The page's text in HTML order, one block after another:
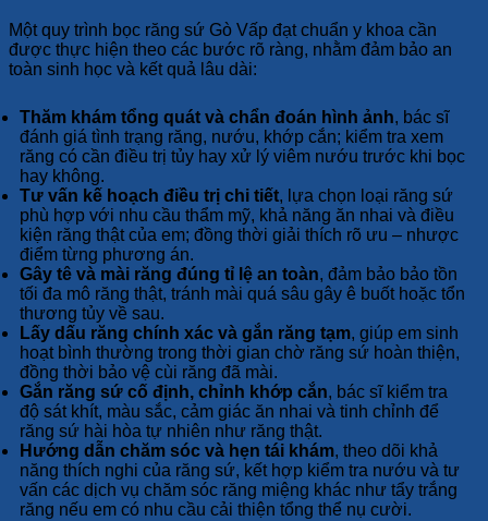
Một quy trình bọc răng sứ Gò Vấp đạt chuẩn y khoa cần
được thực hiện theo các bước rõ ràng, nhằm đảm bảo an
toàn sinh học và kết quả lâu dài:
Thăm khám tổng quát và chẩn đoán hình ảnh, bác sĩ
đánh giá tình trạng răng, nướu, khớp cắn; kiểm tra xem
răng có cần điều trị tủy hay xử lý viêm nướu trước khi bọc
hay không.
Tư vấn kế hoạch điều trị chi tiết, lựa chọn loại răng sứ
phù hợp với nhu cầu thẩm mỹ, khả năng ăn nhai và điều
kiện răng thật của em; đồng thời giải thích rõ ưu – nhược
điểm từng phương án.
Gây tê và mài răng đúng tỉ lệ an toàn, đảm bảo bảo tồn
tối đa mô răng thật, tránh mài quá sâu gây ê buốt hoặc tổn
thương tủy về sau.
Lấy dấu răng chính xác và gắn răng tạm, giúp em sinh
hoạt bình thường trong thời gian chờ răng sứ hoàn thiện,
đồng thời bảo vệ cùi răng đã mài.
Gắn răng sứ cố định, chỉnh khớp cắn, bác sĩ kiểm tra
độ sát khít, màu sắc, cảm giác ăn nhai và tinh chỉnh để
răng sứ hài hòa tự nhiên như răng thật.
Hướng dẫn chăm sóc và hẹn tái khám, theo dõi khả
năng thích nghi của răng sứ, kết hợp kiểm tra nướu và tư
vấn các dịch vụ chăm sóc răng miệng khác như tẩy trắng
răng nếu em có nhu cầu cải thiện tổng thể nụ cười.